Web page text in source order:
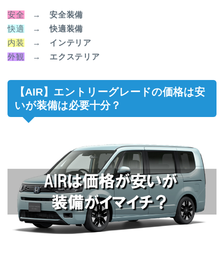
安全 →安全装備
快適 →快適装備
内装 → インテリア
外観
→ エクステリア
【AIR】エントリーグレードの価格は安
いが装備は必要十分？